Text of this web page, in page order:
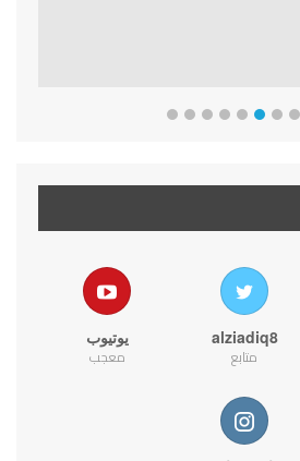
alziadiq8
متابع
يوتيوب
معجب